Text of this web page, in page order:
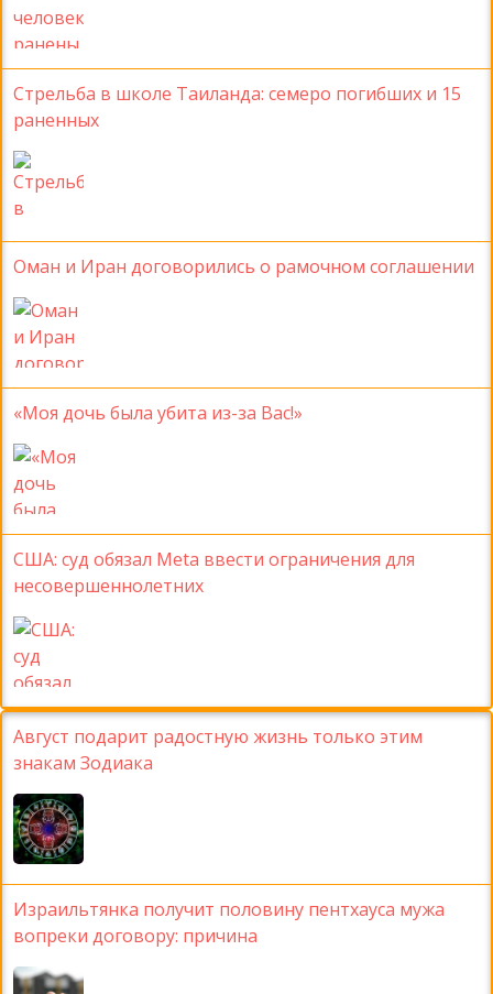
Стрельба в школе Таиланда: семеро погибших и 15
раненных
Оман и Иран договорились о рамочном соглашении
«Моя дочь была убита из-за Вас!»
США: суд обязал Meta ввести ограничения для
несовершеннолетних
Август подарит радостную жизнь только этим
знакам Зодиака
Израильтянка получит половину пентхауса мужа
вопреки договору: причина